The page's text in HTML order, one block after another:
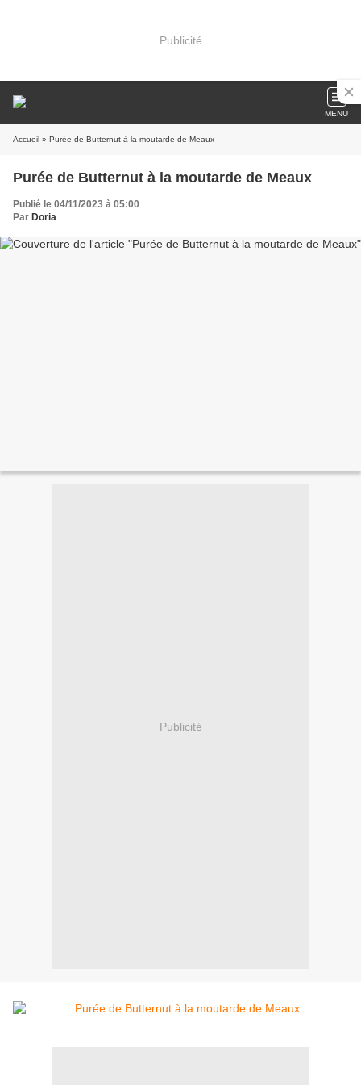
Publicité
MENU
Accueil » Purée de Butternut à la moutarde de Meaux
Purée de Butternut à la moutarde de Meaux
Publié le 04/11/2023 à 05:00
Par Doria
Publicité